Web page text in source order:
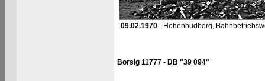
09.02.1970- Hohenbudberg,
Borsig 11777 - DB "39 094"